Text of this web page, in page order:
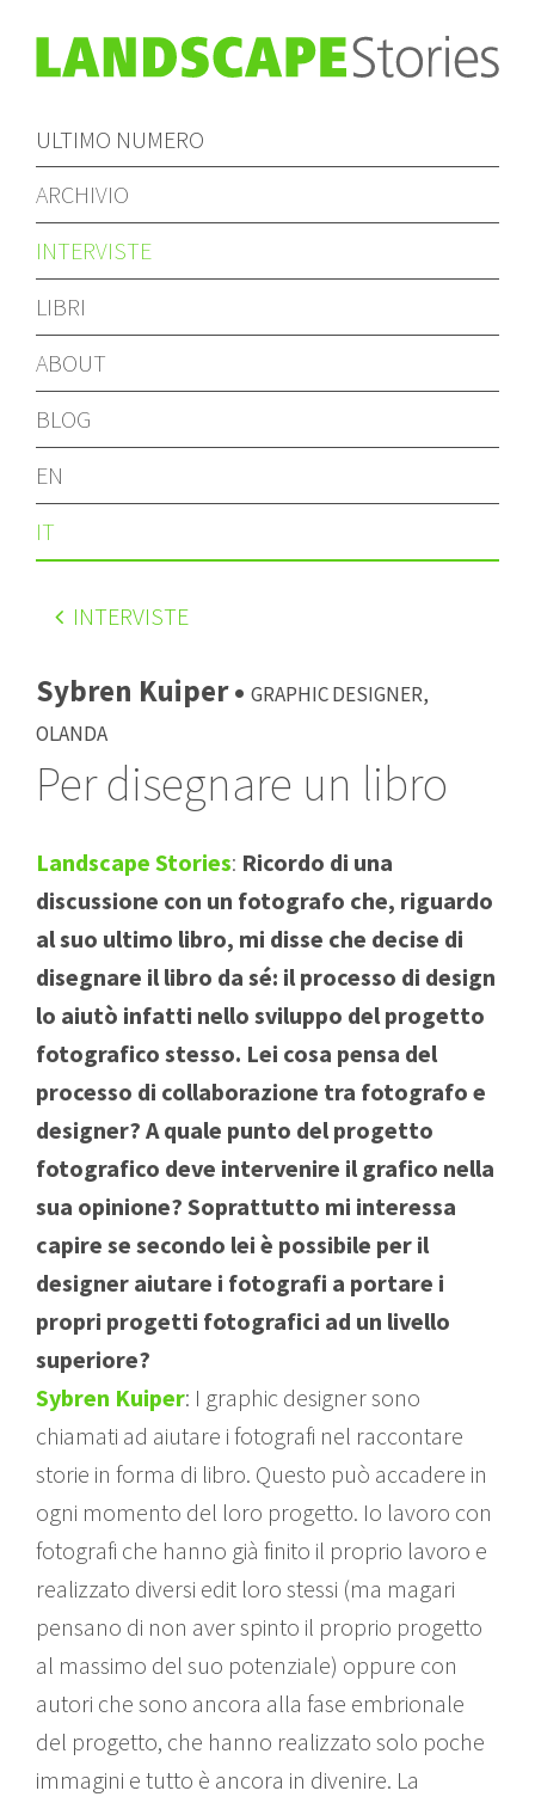
ULTIMO NUMERO
ARCHIVIO
INTERVISTE
LIBRI
ABOUT
BLOG
EN
IT
INTERVISTE
Sybren Kuiper •Graphic designer,
Olanda
Per disegnare un libro
Landscape Stories: Ricordo di una
discussione con un fotografo che, riguardo
al suo ultimo libro, mi disse che decise di
disegnare il libro da sé: il processo di design
lo aiutò infatti nello sviluppo del progetto
fotografico stesso. Lei cosa pensa del
processo di collaborazione tra fotografo e
designer? A quale punto del progetto
fotografico deve intervenire il grafico nella
sua opinione? Soprattutto mi interessa
capire se secondo lei è possibile per il
designer aiutare i fotografi a portare i
propri progetti fotografici ad un livello
superiore?
Sybren Kuiper: I graphic designer sono
chiamati ad aiutare i fotografi nel raccontare
storie in forma di libro. Questo può accadere in
ogni momento del loro progetto. Io lavoro con
fotografi che hanno già finito il proprio lavoro e
realizzato diversi edit loro stessi (ma magari
pensano di non aver spinto il proprio progetto
al massimo del suo potenziale) oppure con
autori che sono ancora alla fase embrionale
del progetto, che hanno realizzato solo poche
immagini e tutto è ancora in divenire. La